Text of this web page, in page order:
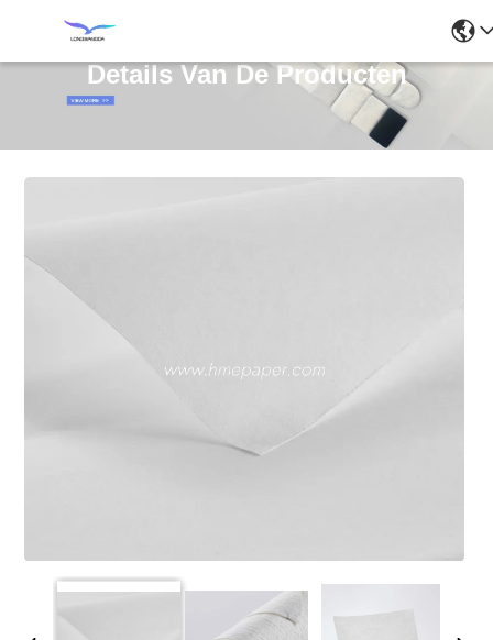
Details Van De Producten